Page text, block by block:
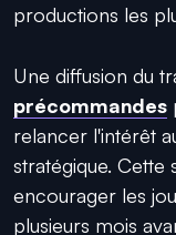
productions les
Une diffusion du
précommandes
relancer l'intérêt
stratégique.
encourager les
plusieurs mois